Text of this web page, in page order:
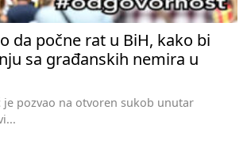
da počne rat u BiH, kako bi
sa građanskih nemira u
je pozvao na otvoren sukob unutar